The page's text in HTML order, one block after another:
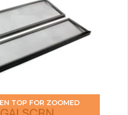
TOP FOR ZOOMED